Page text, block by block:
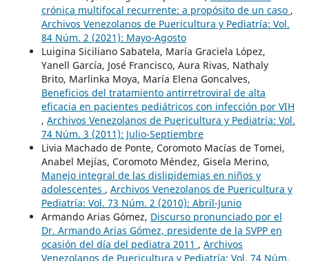
crónica multifocal recurrente: a propósito de un caso ,
Archivos Venezolanos de Puericultura y Pediatría: Vol.
84 Núm. 2 (2021): Mayo-Agosto
Luigina Siciliano Sabatela, María Graciela López,
Yanell García, José Francisco, Aura Rivas, Nathaly
Brito, Marlinka Moya, María Elena Goncalves,
Beneficios del tratamiento antirretroviral de alta
eficacia en pacientes pediátricos con infección por VIH
, Archivos Venezolanos de Puericultura y Pediatría: Vol.
74 Núm. 3 (2011): Julio-Septiembre
Livia Machado de Ponte, Coromoto Macías de Tomei,
Anabel Mejías, Coromoto Méndez, Gisela Merino,
Manejo integral de las dislipidemias en niños y
adolescentes , Archivos Venezolanos de Puericultura y
Pediatría: Vol. 73 Núm. 2 (2010): Abril-Junio
Armando Arias Gómez, Discurso pronunciado por el
Dr. Armando Arias Gómez, presidente de la SVPP en
ocasión del día del pediatra 2011 , Archivos
Venezolanos de Puericultura y Pediatría: Vol. 74 Núm.